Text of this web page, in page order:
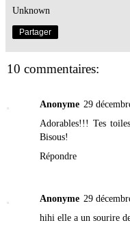
Unknown
Partager
10 commentaires:
Anonyme 29
Adorables!!! Tes
Bisous!
Répondre
Anonyme 29
hihi elle a un sourire